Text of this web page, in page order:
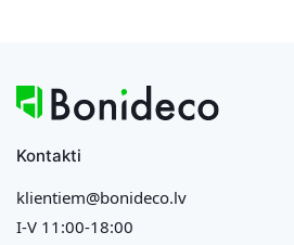
Kontakti
klientiem@bonideco.lv
I-V 11:00-18:00